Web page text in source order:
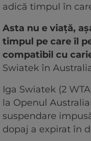
adică timpul în
Asta nu e viață,
timpul pe care îl
compatibil cu
Swiatek în
Iga Swiatek (2
la Openul
suspendare
dopaj a expirat în